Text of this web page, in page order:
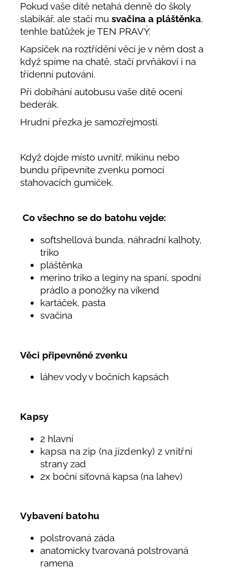
Pokud vaše dítě netahá denně do školy
slabikář, ale stačí mu svačina a pláštěnka,
tenhle batůžek je TEN PRAVÝ.
Kapsiček na roztřídění věcí je v něm dost a
když spíme na chatě, stačí prvňákovi i na
třídenní putování.
Při dobíhání autobusu vaše dítě ocení
bederák.
Hrudní přezka je samozřejmostí.
Když dojde místo uvnitř, mikinu nebo
bundu připevníte zvenku pomocí
stahovacích gumiček.
Co všechno se do batohu vejde:
softshellová bunda, náhradní kalhoty,
triko
pláštěnka
merino triko a legíny na spaní, spodní
prádlo a ponožky na víkend
kartáček, pasta
svačina
Věci připevněné zvenku
láhev vody v bočních kapsách
Kapsy
2 hlavní
kapsa na zip (na jízdenky) z vnitřní
strany zad
2x boční síťovná kapsa (na lahev)
Vybavení batohu
polstrovaná záda
anatomicky tvarovaná polstrovaná
ramena